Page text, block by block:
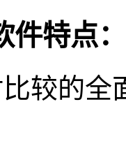
件特点：
较的